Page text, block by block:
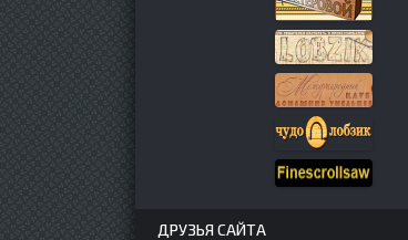
ДРУЗЬЯ САЙТА